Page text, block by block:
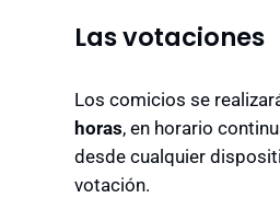
Las votaciones
Los comicios se
horas, en horario
desde cualquier
votación.